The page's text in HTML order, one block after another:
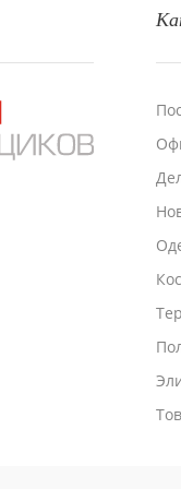
записок телефонов